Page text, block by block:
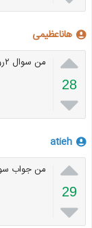
هاناعظیمی

28

من سوال ۲رومیخواستم
atieh

29

من جواب